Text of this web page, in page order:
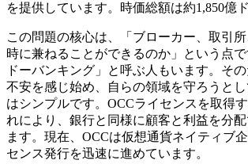
を提供しています。時価総額は約1,850億ド
この問題の核心は、「ブローカー、取引
時に兼ねることができるのか」という点
ドーバンキング」と呼ぶ人もいます。そ
不安を感じ始め、自らの領域を守ろうと
はシンプルです。OCCライセンスを取得
れにより、銀行と同様に顧客と利益を分
ます。現在、OCCは仮想通貨ネイティブ
センス発行を迅速に進めています。